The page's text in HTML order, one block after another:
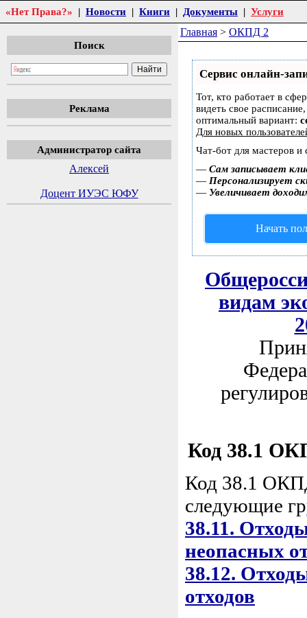
«Нет Права?» | Новости | Книги | Документы | Услуги
Поиск
Реклама
Администратор сайта
Алексей
Доцент ИУЭС ЮФУ
Главная > ОКПД 2
Сервис онлайн-
Тот, кто работает в
видеть свое
оптимальный вариант:
Для новых
Чат-бот для мастеров и
— Сам записывает
— Персонализирует
— Увеличивает
Начать
видам
Код 38.1
Код 38.1
следующие
38.11.
неопасных
38.12.
отходов